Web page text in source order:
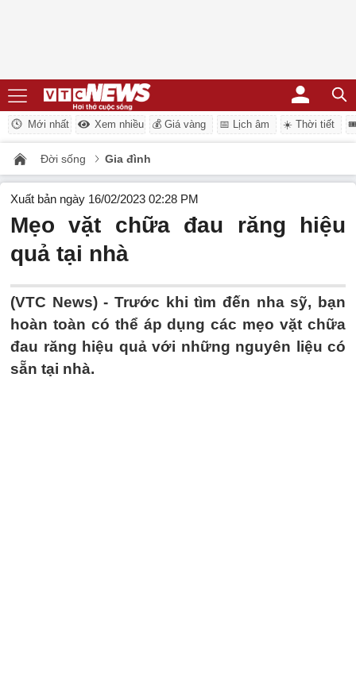
Mới nhất Xem nhiều 💰 Giá vàng 📅 Lịch âm ☀️ Thời tiết
Đời sống Gia đình
Xuất bản ngày 16/02/2023 02:28 PM
Mẹo vặt chữa đau răng hiệu
quả tại nhà
(VTC News) - Trước khi tìm đến nha sỹ, bạn
hoàn toàn có thể áp dụng các mẹo vặt chữa
đau răng hiệu quả với những nguyên liệu có
sẵn tại nhà.